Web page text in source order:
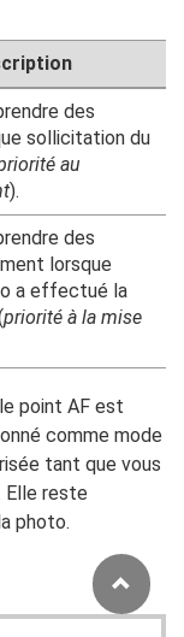
des
sollicitation du
au
).
des
lorsque
a effectué la
priorité à la mise
point AF est
comme mode
tant que vous
Elle reste
photo.